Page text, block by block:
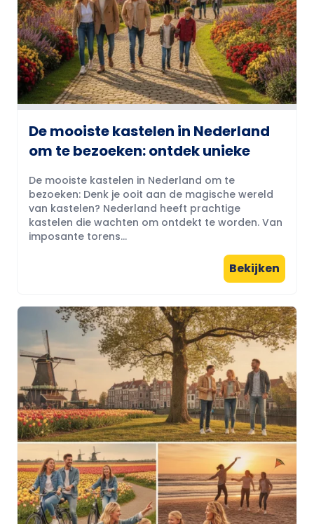
De mooiste kastelen in Nederland
om te bezoeken: ontdek unieke
De mooiste kastelen in Nederland om te
bezoeken: Denk je ooit aan de magische wereld
van kastelen? Nederland heeft prachtige
kastelen die wachten om ontdekt te worden. Van
imposante torens...
Bekijken